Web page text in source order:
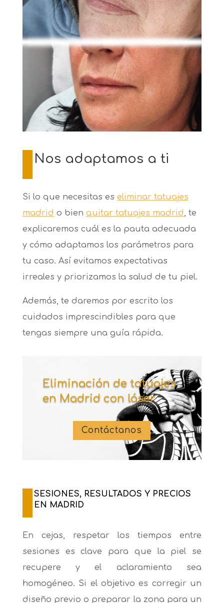
Nos adaptamos a ti
Si lo que necesitas es eliminar tatuajes
madrid o bien quitar tatuajes madrid, te
explicaremos cuál es la pauta adecuada
y cómo adaptamos los parámetros para
tu caso. Así evitamos expectativas
irreales y priorizamos la salud de tu piel.
Además, te daremos por escrito los
cuidados imprescindibles para que
tengas siempre una guía rápida.
Eliminación de tatuajes
en Madrid con láser
Contáctanos
SESIONES, RESULTADOS Y PRECIOS
EN MADRID
En cejas, respetar los tiempos entre
sesiones es clave para que la piel se
recupere y el aclaramiento sea
homogéneo. Si el objetivo es corregir un
diseño previo o preparar la zona para un